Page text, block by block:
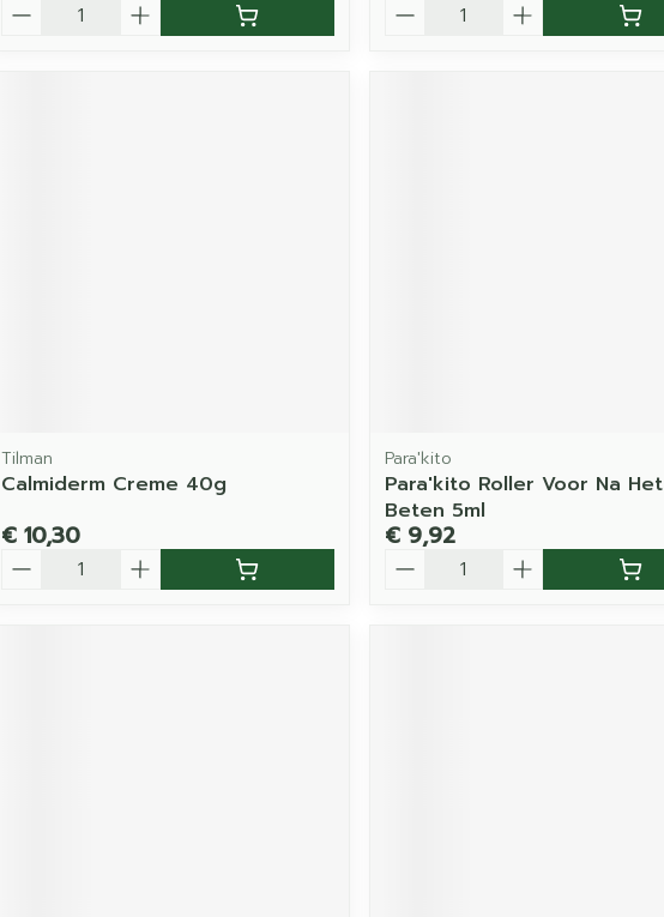
Tilman
Calmiderm Creme 40g
€ 10,30
Para'kito
Para'kito Roller Voor Na Het
Beten 5ml
€ 9,92